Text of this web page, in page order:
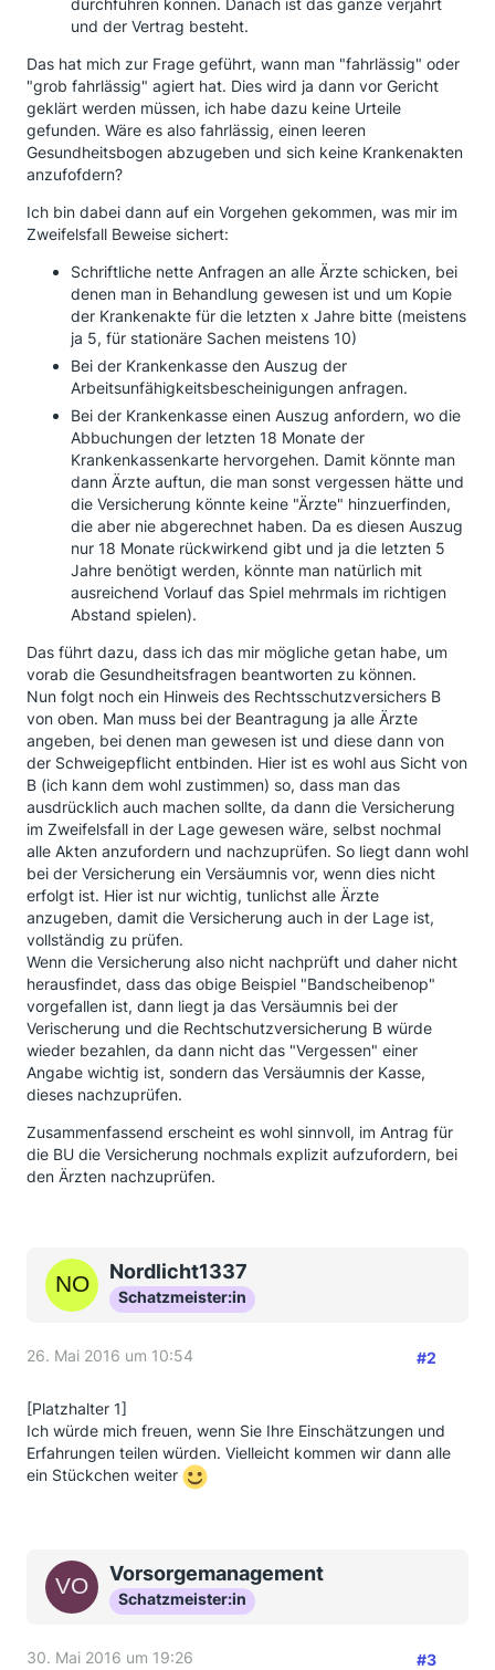
durchführen können. Danach ist das ganze verjährt
und der Vertrag besteht.
Das hat mich zur Frage geführt, wann man "fahrlässig" oder
"grob fahrlässig" agiert hat. Dies wird ja dann vor Gericht
geklärt werden müssen, ich habe dazu keine Urteile
gefunden. Wäre es also fahrlässig, einen leeren
Gesundheitsbogen abzugeben und sich keine Krankenakten
anzufofdern?
Ich bin dabei dann auf ein Vorgehen gekommen, was mir im
Zweifelsfall Beweise sichert:
Schriftliche nette Anfragen an alle Ärzte schicken, bei
denen man in Behandlung gewesen ist und um Kopie
der Krankenakte für die letzten x Jahre bitte (meistens
ja 5, für stationäre Sachen meistens 10)
Bei der Krankenkasse den Auszug der
Arbeitsunfähigkeitsbescheinigungen anfragen.
Bei der Krankenkasse einen Auszug anfordern, wo die
Abbuchungen der letzten 18 Monate der
Krankenkassenkarte hervorgehen. Damit könnte man
dann Ärzte auftun, die man sonst vergessen hätte und
die Versicherung könnte keine "Ärzte" hinzuerfinden,
die aber nie abgerechnet haben. Da es diesen Auszug
nur 18 Monate rückwirkend gibt und ja die letzten 5
Jahre benötigt werden, könnte man natürlich mit
ausreichend Vorlauf das Spiel mehrmals im richtigen
Abstand spielen).
Das führt dazu, dass ich das mir mögliche getan habe, um
vorab die Gesundheitsfragen beantworten zu können.
Nun folgt noch ein Hinweis des Rechtsschutzversichers B
von oben. Man muss bei der Beantragung ja alle Ärzte
angeben, bei denen man gewesen ist und diese dann von
der Schweigepflicht entbinden. Hier ist es wohl aus Sicht von
B (ich kann dem wohl zustimmen) so, dass man das
ausdrücklich auch machen sollte, da dann die Versicherung
im Zweifelsfall in der Lage gewesen wäre, selbst nochmal
alle Akten anzufordern und nachzuprüfen. So liegt dann wohl
bei der Versicherung ein Versäumnis vor, wenn dies nicht
erfolgt ist. Hier ist nur wichtig, tunlichst alle Ärzte
anzugeben, damit die Versicherung auch in der Lage ist,
vollständig zu prüfen.
Wenn die Versicherung also nicht nachprüft und daher nicht
herausfindet, dass das obige Beispiel "Bandscheibenop"
vorgefallen ist, dann liegt ja das Versäumnis bei der
Verischerung und die Rechtschutzversicherung B würde
wieder bezahlen, da dann nicht das "Vergessen" einer
Angabe wichtig ist, sondern das Versäumnis der Kasse,
dieses nachzuprüfen.
Zusammenfassend erscheint es wohl sinnvoll, im Antrag für
die BU die Versicherung nochmals explizit aufzufordern, bei
den Ärzten nachzuprüfen.
Nordlicht1337
Schatzmeister:in
26. Mai 2016 um 10:54 #2
[Platzhalter 1]
Ich würde mich freuen, wenn Sie Ihre Einschätzungen und
Erfahrungen teilen würden. Vielleicht kommen wir dann alle
ein Stückchen weiter
Vorsorgemanagement
Schatzmeister:in
30. Mai 2016 um 19:26 #3